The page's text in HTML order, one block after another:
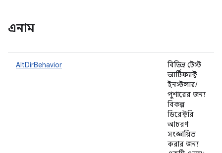
এনাম
AltDirBehavior
বিভিন্ন টেস্ট
আর্টিফ্যাক্ট
ইনস্টলার/
পুশারের জন্য
বিকল্প
ডিরেক্টরি
আচরণ
সংজ্ঞায়িত
করার জন্য